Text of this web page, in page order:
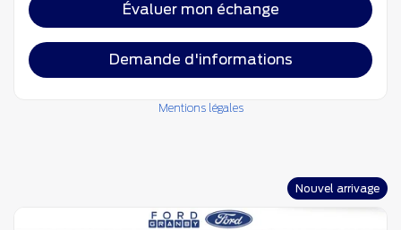
Évaluer mon échange
Demande d'informations
Mentions légales
Nouvel arrivage